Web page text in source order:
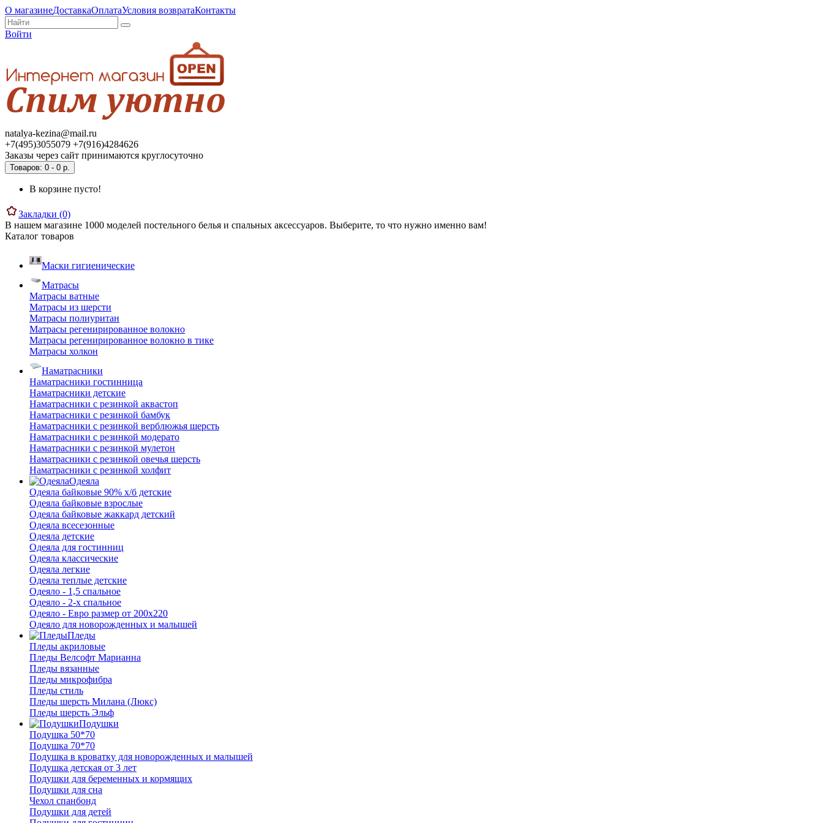
О магазинеДоставкаОплатаУсловия возвратаКонтакты
Войти
natalya-kezina@mail.ru
+7(495)3055079 +7(916)4284626
Заказы через сайт принимаются круглосуточно
Товаров: 0 - 0 р.
В корзине пусто!
Закладки (0)
В нашем магазине 1000 моделей постельного белья и спальных аксессуаров. Выберите, то что нужно именно вам!
Каталог товаров
Маски гигиенические
Матрасы
Матрасы ватные
Матрасы из шерсти
Матрасы полиуритан
Матрасы регенирированное волокно
Матрасы регенирированное волокно в тике
Матрасы холкон
Наматрасники
Наматрасники гостинница
Наматрасники детские
Наматрасники с резинкой аквастоп
Наматрасники с резинкой бамбук
Наматрасники с резинкой верблюжья шерсть
Наматрасники с резинкой модерато
Наматрасники с резинкой мулетон
Наматрасники с резинкой овечья шерсть
Наматрасники с резинкой холфит
Одеяла
Одеяла байковые 90% х/б детские
Одеяла байковые взрослые
Одеяла байковые жаккард детский
Одеяла всесезонные
Одеяла детские
Одеяла для гостинниц
Одеяла классические
Одеяла легкие
Одеяла теплые детские
Одеяло - 1,5 спальное
Одеяло - 2-х спальное
Одеяло - Евро размер от 200х220
Одеяло для новорожденных и малышей
Пледы
Пледы акриловые
Пледы Велсофт Марианна
Пледы вязанные
Пледы микрофибра
Пледы стиль
Пледы шерсть Милана (Люкс)
Пледы шерсть Эльф
Подушки
Подушка 50*70
Подушка 70*70
Подушка в кроватку для новорожденных и малышей
Подушка детская от 3 лет
Подушки для беременных и кормящих
Подушки для сна
Чехол спанбонд
Подушки для детей